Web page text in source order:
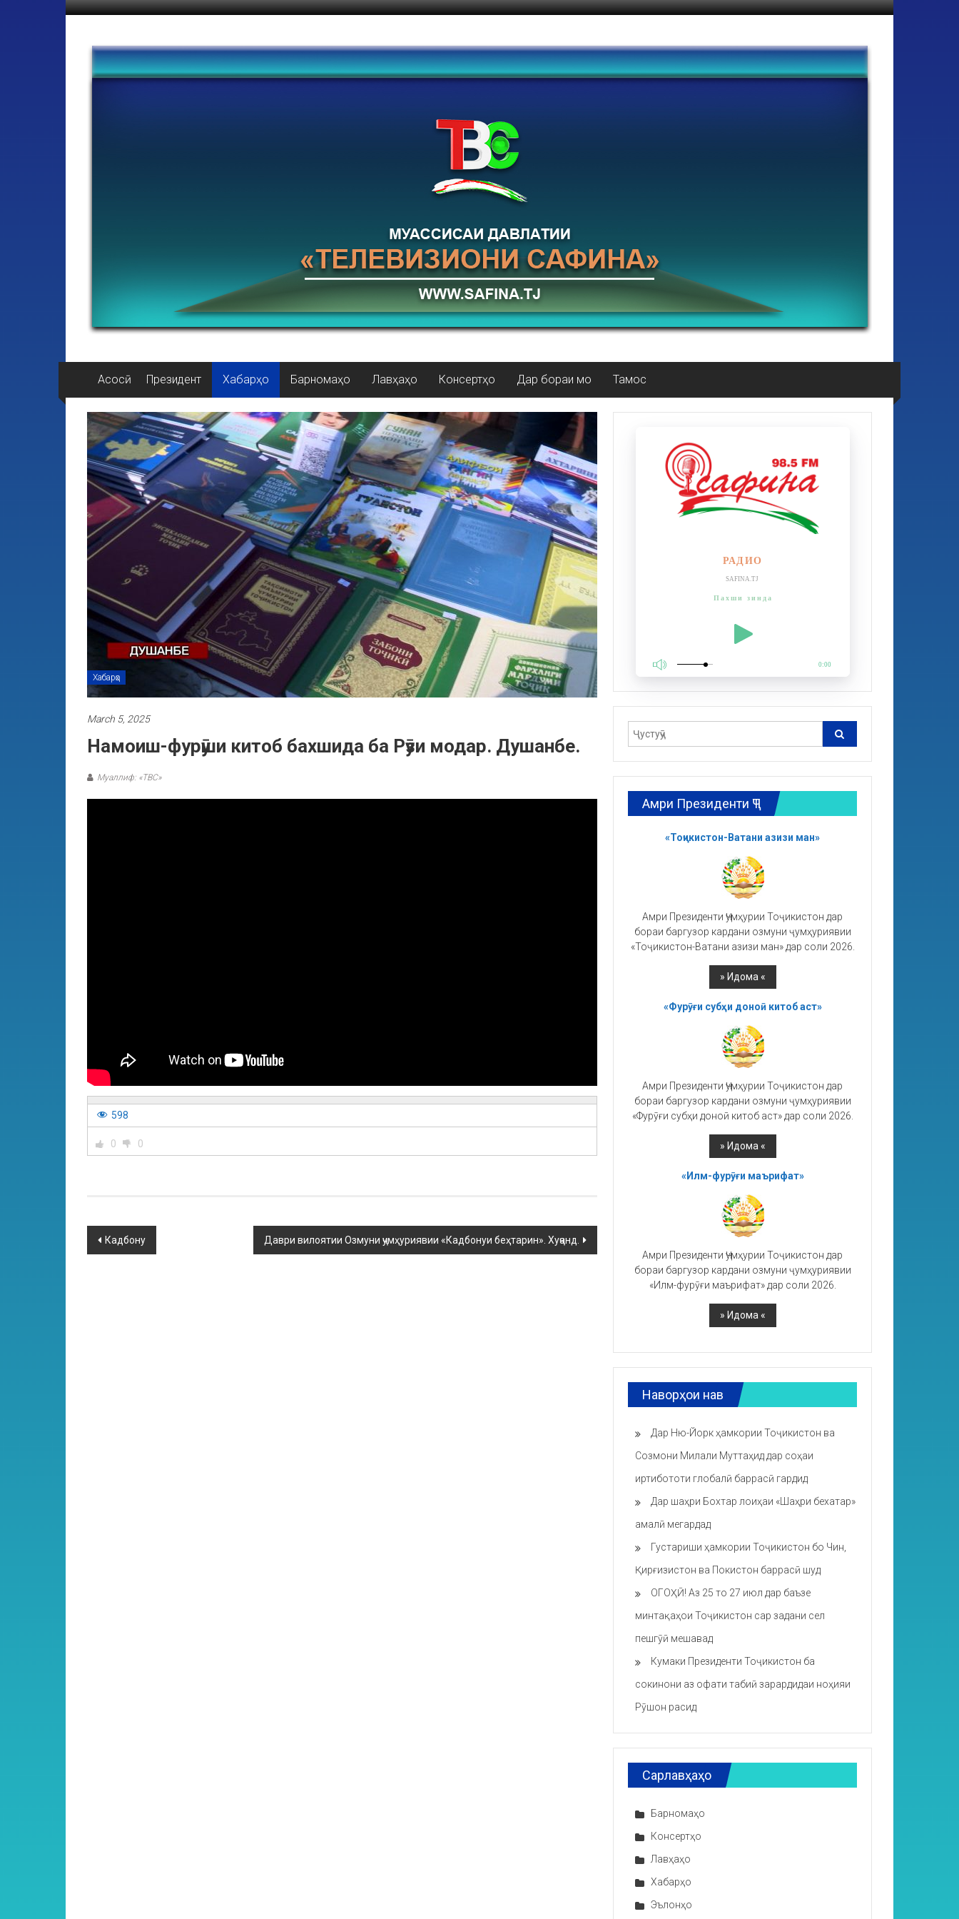
Асосӣ Президент Хабарҳо Барномаҳо Лавҳаҳо Консертҳо Дар бораи мо Тамос
Хабарҳо
March 5, 2025
Намоиш-фурӯши китоб бахшида ба Рӯзи модар. Душанбе.
Муаллиф: «ТВС»
598
0 0
Кадбону Даври вилоятии Озмуни ҷумҳуриявии «Кадбонуи беҳтарин». Хуҷанд.
РАДИО
SAFINA.TJ
Пахши зинда
0:00
Амри Президенти ҶТ
«Тоҷикистон-Ватани азизи ман»
Амри Президенти Ҷумҳурии Тоҷикистон дар
бораи баргузор кардани озмуни ҷумҳуриявии
«Тоҷикистон-Ватани азизи ман» дар соли 2026.
«Фурӯғи субҳи доноӣ китоб аст»
Амри Президенти Ҷумҳурии Тоҷикистон дар
бораи баргузор кардани озмуни ҷумҳуриявии
«Фурӯғи субҳи доноӣ китоб аст» дар соли 2026.
«Илм-фурӯғи маърифат»
Амри Президенти Ҷумҳурии Тоҷикистон дар
бораи баргузор кардани озмуни ҷумҳуриявии
«Илм-фурӯғи маърифат» дар соли 2026.
Наворҳои нав
Дар Ню-Йорк ҳамкории Тоҷикистон ва
Созмони Милали Муттаҳид дар соҳаи
иртибототи глобалӣ баррасӣ гардид
Дар шаҳри Бохтар лоиҳаи «Шаҳри бехатар»
амалӣ мегардад
Густариши ҳамкории Тоҷикистон бо Чин,
Қирғизистон ва Покистон баррасӣ шуд
ОГОҲӢ! Аз 25 то 27 июл дар баъзе
минтақаҳои Тоҷикистон сар задани сел
пешгӯӣ мешавад
Кумаки Президенти Тоҷикистон ба
сокинони аз офати табиӣ зарардидаи ноҳияи
Рӯшон расид
Сарлавҳаҳо
Барномаҳо
Консертҳо
Лавҳаҳо
Хабарҳо
Эълонҳо